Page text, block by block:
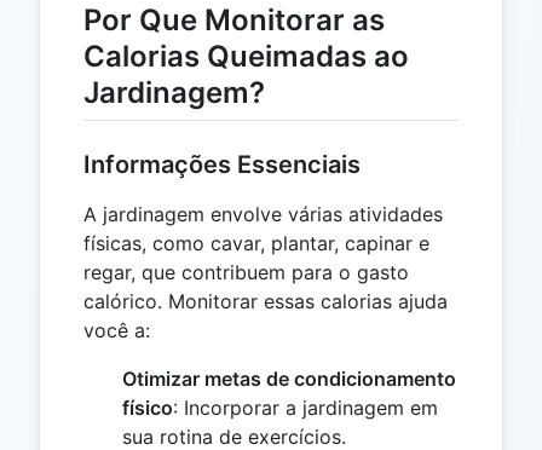
Por Que Monitorar as
Calorias Queimadas ao
Jardinagem?
Informações Essenciais
A jardinagem envolve várias atividades
físicas, como cavar, plantar, capinar e
regar, que contribuem para o gasto
calórico. Monitorar essas calorias ajuda
você a:
Otimizar metas de condicionamento
físico: Incorporar a jardinagem em
sua rotina de exercícios.